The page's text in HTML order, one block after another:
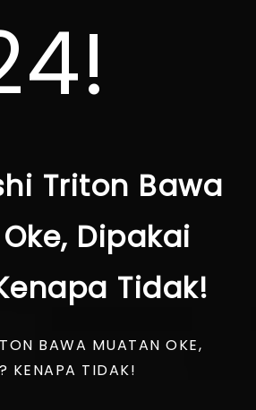
Triton Bawa
Dipakai
Tidak!
BAWA MUATAN OKE,
KENAPA TIDAK!